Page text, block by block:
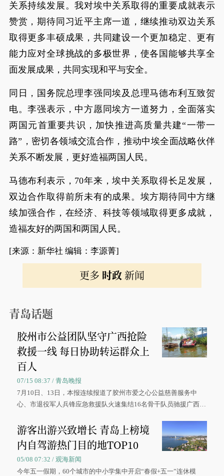
关系持续发展。我对埃中关系取得的重要成就表示
赞赏，期待同习近平主席一道，继续推动双边关系
取得更多丰硕成果，共同建设一个更加稳定、更有
能力应对全球挑战的多极世界，使各国能够共享全
面发展成果，共同实现和平与安全。
同日，国务院总理李强同埃及总理马德布利互致贺
电。李强表示，中方愿同埃方一道努力，全面落实
两国元首重要共识，加快推进高质量共建“一带一
路”，密切各领域交流合作，推动中埃全面战略伙伴
关系不断发展，更好造福两国人民。
马德布利表示，70年来，埃中关系取得长足发展，
双边合作取得前所未有的成果。埃方期待同中方继
续加强合作，在经济、科技等领域取得更多成就，
造福友好的两国和两国人民。
[来源：新华社 编辑：李源菁]
更多 时政新闻
青岛话题
胶州市公益团队坚守广西抢险
救援一线 每日协助转运群众上
百人
07/15 08:37 / 青岛晚报
7月10日、13日，本报连续报道了胶州市爱之心公益慈善服务中
心、市退役军人兵锋应急救援队火速集结16名骨干队员驰援广西灾
游客出游兴致增长 青岛上榜境
内自驾游热门目的地TOP10
05/08 07:32 / 观海新闻
今年五一假期，60个城市的中小学集中开启“春假+五一”连休模